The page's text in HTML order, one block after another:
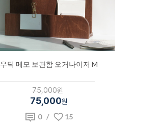
우딕 메모 보관함 오거나이저 M
75,000원
75,000원
0/ 15